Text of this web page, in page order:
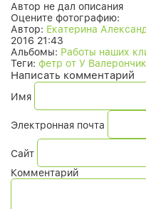
Автор не дал описания
Оцените фотографию:
Автор: Екатерина
2016 21:43
Альбомы: Работы наших
Теги: фетр от У
Написать комментарий
Имя
Электронная почта
Сайт
Комментарий